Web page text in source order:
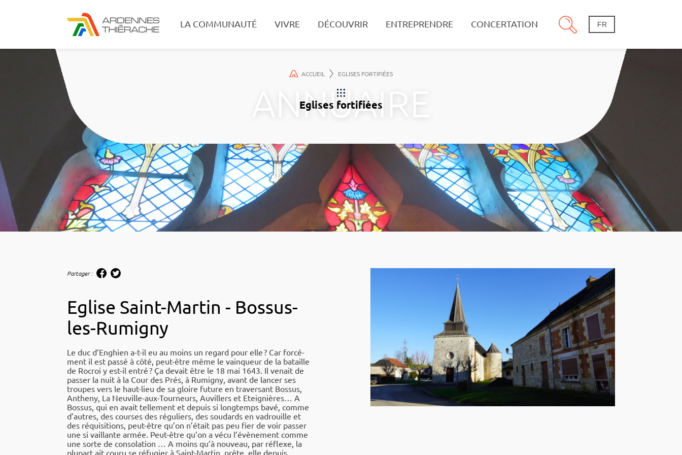
LA COMMUNAUTÉ VIVRE DÉCOUVRIR ENTREPRENDRE CONCERTATION
Recherche FR
ACCUEIL EGLISES FORTIFIÉES
Eglises fortifiées
Eglise Saint-Martin - Bossus-
les-Rumigny
Partager :
Le duc d’En­ghien a-t-il eu au moins un regard pour elle ? Car forcé­
ment il est passé à côté, peut-être même le vainqueur de la bataille
de Rocroi y est-il entré ? Ça devait être le 18 mai 1643. Il venait de
passer la nuit à la Cour des Prés, à Rumi­gny, avant de lancer ses
troupes vers le haut-lieu de sa gloire future en traver­sant Bossus,
Antheny, La Neuville-aux-Tour­neurs, Auvillers et Etei­gniè­res… A
Bossus, qui en avait telle­ment et depuis si long­temps bavé, comme
d’autres, des courses des régu­liers, des soudards en vadrouille et
des réqui­si­tions, peut-être qu’on n’était pas peu fier de voir passer
une si vaillante armée. Peut-être qu’on a vécu l’évè­ne­ment comme
une sorte de conso­la­tion … A moins qu’à nouveau, par réflexe, la
plupart ait couru se réfu­gier à Saint-Martin, prête, elle depuis